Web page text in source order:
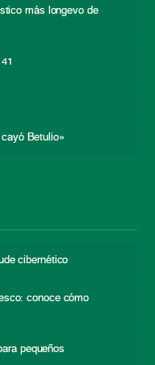
más longevo de
Betulio»
cibernético
conoce cómo
pequeños